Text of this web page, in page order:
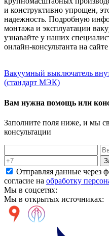
и конструктивно упрощен,
надежность. Подробную
монтажа и эксплуатации
узнавайте у наших
онлайн-консультанта на
Вакуумный выключатель
(стандарт МЭК)
Вам нужна помощь или
Заполните поля ниже, и мы
консультации
Отправляя данные через
согласие на обработку
Мы в соцсетях:
Мы в открытых источниках: